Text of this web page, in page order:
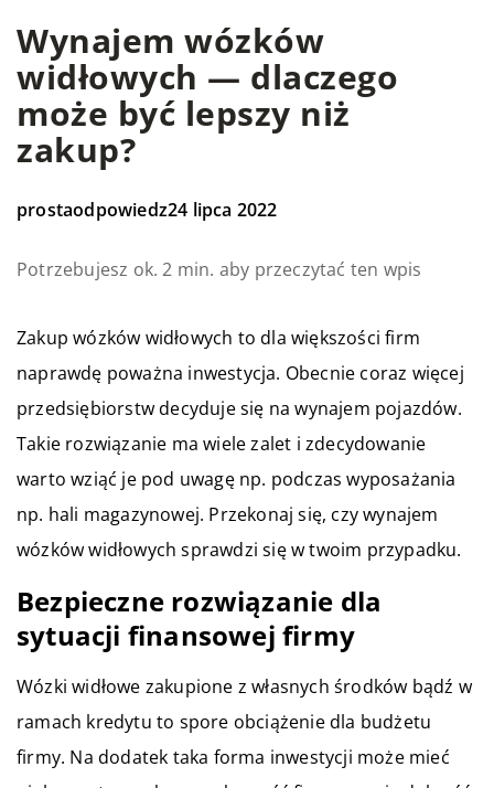
Wynajem wózków
widłowych — dlaczego
może być lepszy niż
zakup?
prostaodpowiedz24 lipca 2022
Potrzebujesz ok. 2 min. aby przeczytać ten wpis
Zakup wózków widłowych to dla większości firm
naprawdę poważna inwestycja. Obecnie coraz więcej
przedsiębiorstw decyduje się na wynajem pojazdów.
Takie rozwiązanie ma wiele zalet i zdecydowanie
warto wziąć je pod uwagę np. podczas wyposażania
np. hali magazynowej. Przekonaj się, czy wynajem
wózków widłowych sprawdzi się w twoim przypadku.
Bezpieczne rozwiązanie dla
sytuacji finansowej firmy
Wózki widłowe zakupione z własnych środków bądź w
ramach kredytu to spore obciążenie dla budżetu
firmy. Na dodatek taka forma inwestycji może mieć